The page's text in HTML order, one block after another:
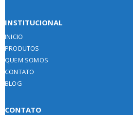
INSTITUCIONAL
INICIO
PRODUTOS
QUEM SOMOS
CONTATO
BLOG
CONTATO